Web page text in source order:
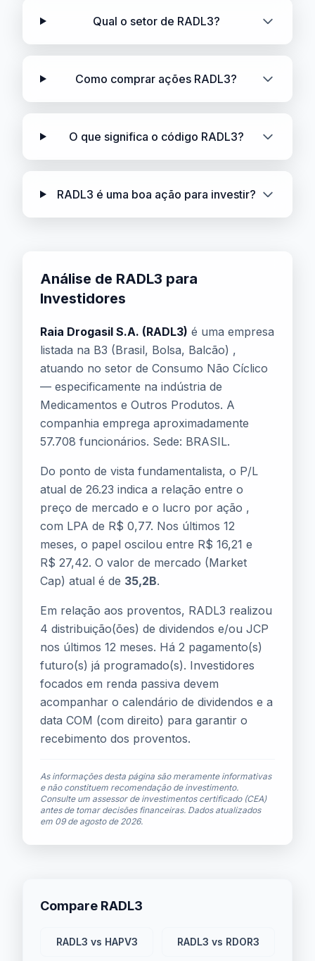
Qual o setor de RADL3?
Como comprar ações RADL3?
O que significa o código RADL3?
RADL3 é uma boa ação para investir?
Análise de RADL3 para
Investidores
Raia Drogasil S.A. (RADL3) é uma empresa
listada na B3 (Brasil, Bolsa, Balcão) ,
atuando no setor de Consumo Não Cíclico
— especificamente na indústria de
Medicamentos e Outros Produtos. A
companhia emprega aproximadamente
57.708 funcionários. Sede: BRASIL.
Do ponto de vista fundamentalista, o P/L
atual de 26.23 indica a relação entre o
preço de mercado e o lucro por ação ,
com LPA de R$ 0,77. Nos últimos 12
meses, o papel oscilou entre R$ 16,21 e
R$ 27,42. O valor de mercado (Market
Cap) atual é de 35,2B.
Em relação aos proventos, RADL3 realizou
4 distribuição(ões) de dividendos e/ou JCP
nos últimos 12 meses. Há 2 pagamento(s)
futuro(s) já programado(s). Investidores
focados em renda passiva devem
acompanhar o calendário de dividendos e a
data COM (com direito) para garantir o
recebimento dos proventos.
As informações desta página são meramente informativas
e não constituem recomendação de investimento.
Consulte um assessor de investimentos certificado (CEA)
antes de tomar decisões financeiras. Dados atualizados
em 09 de agosto de 2026.
Compare RADL3
RADL3 vs HAPV3 RADL3 vs RDOR3